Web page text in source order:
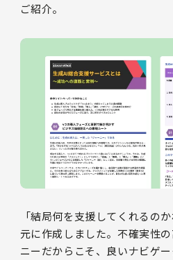
ご紹介。
「結局何を支援してくれるの
元に作成しました。不確実性
ニーだからこそ、良いナビゲー